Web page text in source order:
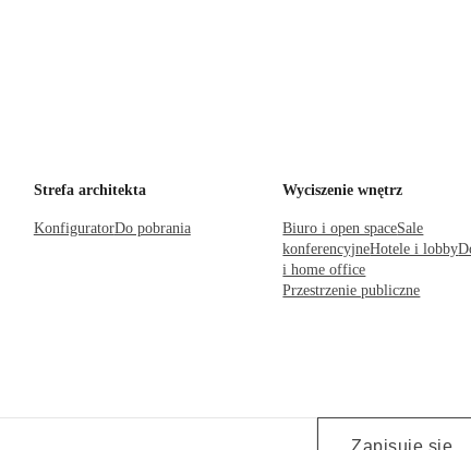
Strefa architekta
KonfiguratorDo pobrania
Wyciszenie wnętrz
Biuro i open spaceSale
konferencyjneHotele i lobby
i home office
Przestrzenie publiczne
Zapisuję się